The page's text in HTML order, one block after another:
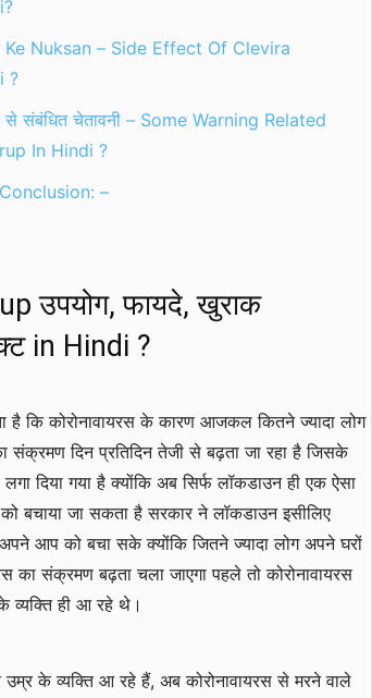
Nuksan – Side Effect Of Clevira
?
संबंधित चेतावनी – Some Warning Related
In Hindi ?
–
उपयोग, फायदे, खुराक
in Hindi ?
है कि कोरोनावायरस के कारण आजकल कितने ज्यादा लोग
संक्रमण दिन प्रतिदिन तेजी से बढ़ता जा रहा है जिसके
दिया गया है क्योंकि अब सिर्फ लॉकडाउन ही एक ऐसा
बचाया जा सकता है सरकार ने लॉकडाउन इसीलिए
अपने आप को बचा सके क्योंकि जितने ज्यादा लोग अपने घरों
का संक्रमण बढ़ता चला जाएगा पहले तो कोरोनावायरस
व्यक्ति ही आ रहे थे।
के व्यक्ति आ रहे हैं, अब कोरोनावायरस से मरने वाले